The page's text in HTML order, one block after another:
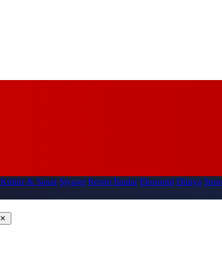
Kültür & Sanat Siyaset Resmi İlanlar Ekonomi Dünya Spor